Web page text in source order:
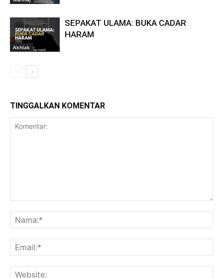
Akhlak
SEPAKAT ULAMA: BUKA CADAR
HARAM
TINGGALKAN KOMENTAR